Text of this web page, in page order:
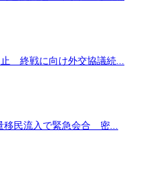
終戦に向け外交協議続...
移民流入で緊急会合 密...